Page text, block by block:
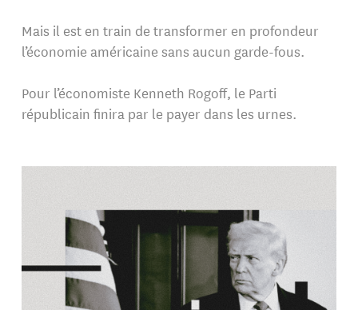
Mais il est en train de transformer en profondeur
l’économie américaine sans aucun garde-fous.
Pour l’économiste Kenneth Rogoff, le Parti
républicain finira par le payer dans les urnes.